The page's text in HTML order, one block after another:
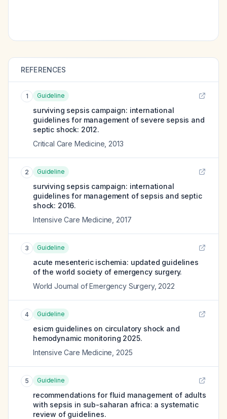
REFERENCES
1 Guideline
surviving sepsis campaign: international
guidelines for management of severe sepsis and
septic shock: 2012.
Critical Care Medicine 2013
2 Guideline
surviving sepsis campaign: international
guidelines for management of sepsis and septic
shock: 2016.
Intensive Care Medicine 2017
3 Guideline
acute mesenteric ischemia: updated guidelines
of the world society of emergency surgery.
World Journal of Emergency Surgery, 2022
4 Guideline
esicm guidelines on circulatory shock and
hemodynamic monitoring 2025.
Intensive Care Medicine 2025
5 Guideline
recommendations for fluid management of adults
with sepsis in sub-saharan africa: a systematic
review of guidelines.